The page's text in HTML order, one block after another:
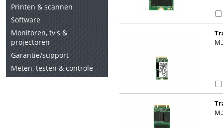
Printen & scannen
Software
Monitoren, tv's &
projectoren
Garantie/support
Meten, testen & controle